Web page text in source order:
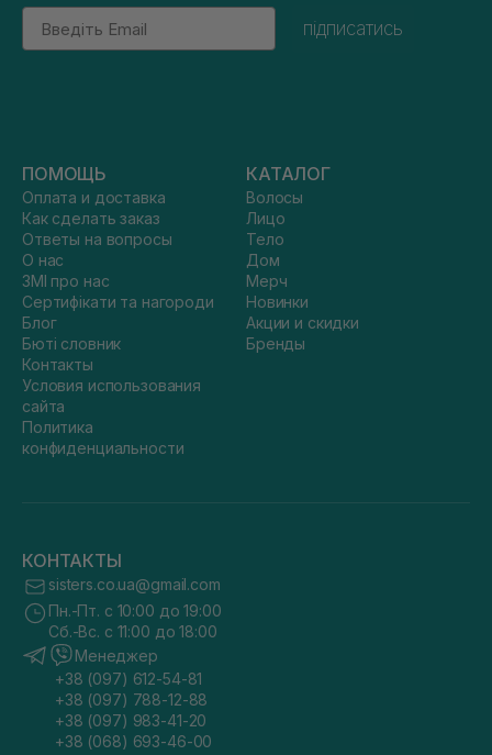
Email
підписатись
ПОМОЩЬ
Оплата и доставка
Как сделать заказ
Ответы на вопросы
О нас
ЗМІ про нас
Сертифікати та нагороди
Блог
Бюті словник
Контакты
Условия использования
сайта
Политика
конфиденциальности
КАТАЛОГ
Волосы
Лицо
Тело
Дом
Мерч
Новинки
Акции и скидки
Бренды
КОНТАКТЫ
sisters.co.ua@gmail.com
Пн.-Пт. с 10:00 до 19:00
Сб.-Вс. с 11:00 до 18:00
Менеджер
+38 (097) 612-54-81
+38 (097) 788-12-88
+38 (097) 983-41-20
+38 (068) 693-46-00